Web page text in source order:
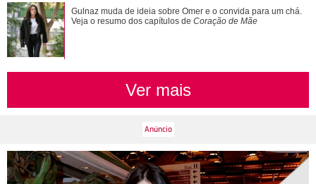
Gulnaz muda de ideia sobre Omer e o convida para um chá.
Veja o resumo dos capítulos de Coração de Mãe
Ver mais